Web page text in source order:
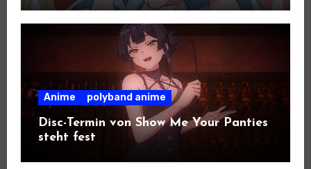
Anime polyband anime
Disc-Termin von Show Me Your Panties
steht fest